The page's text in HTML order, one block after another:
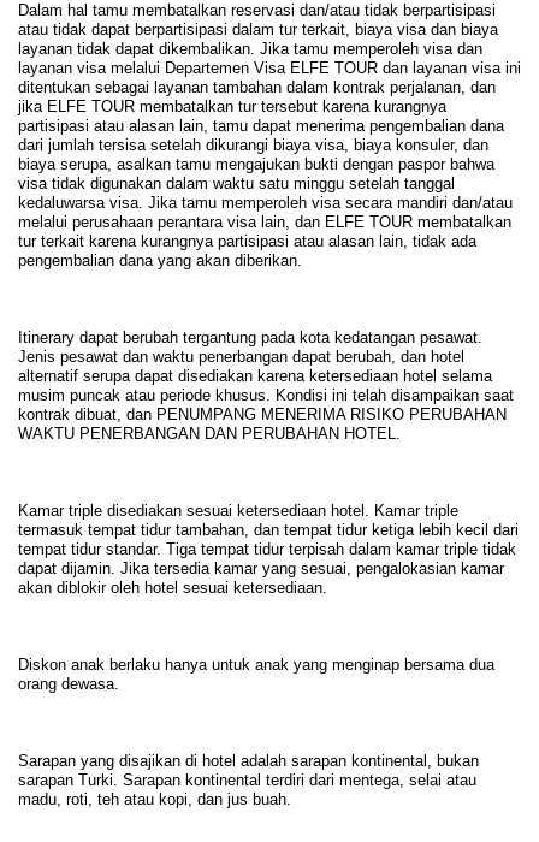
Dalam hal tamu membatalkan reservasi dan/atau tidak berpartisipasi
atau tidak dapat berpartisipasi dalam tur terkait, biaya visa dan biaya
layanan tidak dapat dikembalikan. Jika tamu memperoleh visa dan
layanan visa melalui Departemen Visa ELFE TOUR dan layanan visa ini
ditentukan sebagai layanan tambahan dalam kontrak perjalanan, dan
jika ELFE TOUR membatalkan tur tersebut karena kurangnya
partisipasi atau alasan lain, tamu dapat menerima pengembalian dana
dari jumlah tersisa setelah dikurangi biaya visa, biaya konsuler, dan
biaya serupa, asalkan tamu mengajukan bukti dengan paspor bahwa
visa tidak digunakan dalam waktu satu minggu setelah tanggal
kedaluwarsa visa. Jika tamu memperoleh visa secara mandiri dan/atau
melalui perusahaan perantara visa lain, dan ELFE TOUR membatalkan
tur terkait karena kurangnya partisipasi atau alasan lain, tidak ada
pengembalian dana yang akan diberikan.
Itinerary dapat berubah tergantung pada kota kedatangan pesawat.
Jenis pesawat dan waktu penerbangan dapat berubah, dan hotel
alternatif serupa dapat disediakan karena ketersediaan hotel selama
musim puncak atau periode khusus. Kondisi ini telah disampaikan saat
kontrak dibuat, dan PENUMPANG MENERIMA RISIKO PERUBAHAN
WAKTU PENERBANGAN DAN PERUBAHAN HOTEL.
Kamar triple disediakan sesuai ketersediaan hotel. Kamar triple
termasuk tempat tidur tambahan, dan tempat tidur ketiga lebih kecil dari
tempat tidur standar. Tiga tempat tidur terpisah dalam kamar triple tidak
dapat dijamin. Jika tersedia kamar yang sesuai, pengalokasian kamar
akan diblokir oleh hotel sesuai ketersediaan.
Diskon anak berlaku hanya untuk anak yang menginap bersama dua
orang dewasa.
Sarapan yang disajikan di hotel adalah sarapan kontinental, bukan
sarapan Turki. Sarapan kontinental terdiri dari mentega, selai atau
madu, roti, teh atau kopi, dan jus buah.